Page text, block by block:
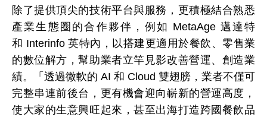
除了提供頂尖的技術平台與服務，更積極結合熟悉
產業生態圈的合作夥伴，例如 MetaAge 邁達特
和 Interinfo 英特內，以搭建更適用於餐飲、零售業
的數位解方，幫助業者立竿見影改善營運、創造業
績。「透過微軟的 AI 和 Cloud 雙翅膀，業者不僅可
完整串連前後台，更有機會迎向嶄新的營運高度，
使大家的生意興旺起來，甚至出海打造跨國餐飲品